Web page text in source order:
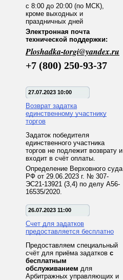
с 8:00 до 20:00 (по МСК),
кроме выходных и
праздничных дней
Электронная почта
технической поддержки:
Ploshadka-torgi@yandex.ru
+7 (800) 250-93-37
27.07.2023 10:00
Возврат задатка
единственному участнику
торгов
Задаток победителя
единственного участника
торгов не подлежит возврату и
входит в счёт оплаты.
Определение Верховного суда
РФ от 29.06.2023 г. № 307-
ЭС21-13921 (3,4) по делу А56-
16535/2020.
26.07.2023 11:00
Счет для задатков
предоставляется бесплатно
Предоставляем специальный
счёт для приёма задатков с
бесплатным
обслуживанием для
Арбитражных управляющих и